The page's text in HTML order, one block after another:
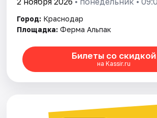
Город: Краснодар
Площадка: Ферма Альпак
Билеты со скидкой
на Kassir.ru